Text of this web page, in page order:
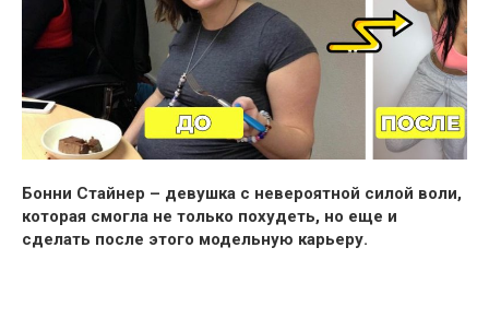
Бонни Стайнер – девушка с невероятной силой воли,
которая смогла не только похудеть, но еще и
сделать после этого модельную карьеру.